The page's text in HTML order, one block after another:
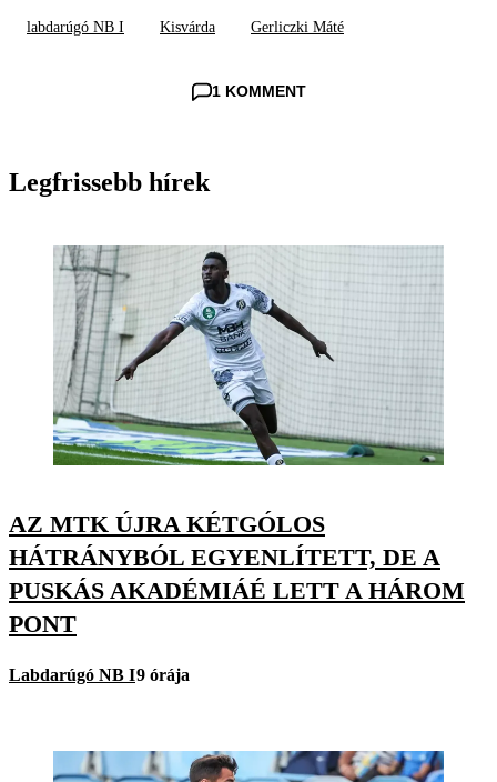
labdarúgó NB I Kisvárda Gerliczki Máté
1 KOMMENT
Legfrissebb hírek
AZ MTK ÚJRA KÉTGÓLOS
HÁTRÁNYBÓL EGYENLÍTETT, DE A
PUSKÁS AKADÉMIÁÉ LETT A HÁROM
PONT
Labdarúgó NB I9 órája